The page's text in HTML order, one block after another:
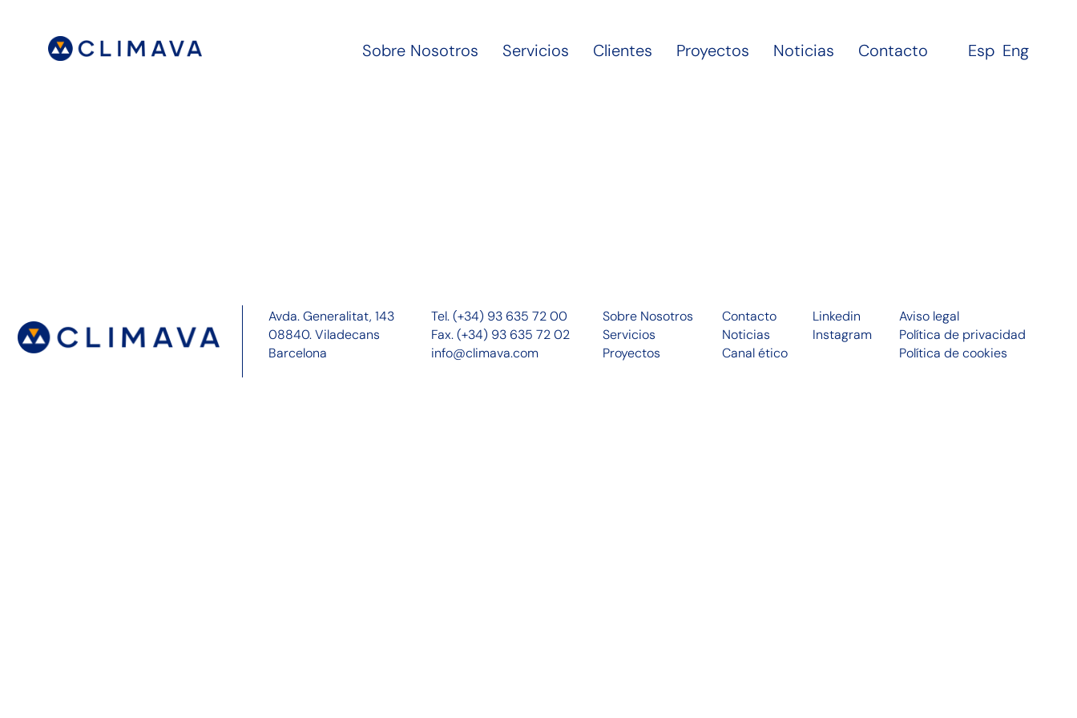
Sobre Nosotros Servicios Clientes Proyectos Noticias Contacto Esp Eng
Avda. Generalitat, 143
08840. Viladecans
Barcelona
Tel. (+34) 93 635 72 00
Fax. (+34) 93 635 72 02
info@climava.com
Sobre Nosotros
Servicios
Proyectos
Contacto
Noticias
Canal ético
Linkedin
Instagram
Aviso legal
Política de privacidad
Política de cookies